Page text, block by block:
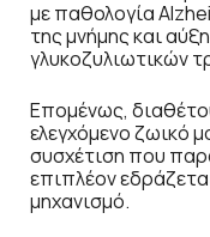
με παθολογία
της μνήμης και
γλυκοζυλιωτικών
Επομένως,
ελεγχόμενο ζωικό
συσχέτιση που
επιπλέον
μηχανισμό.